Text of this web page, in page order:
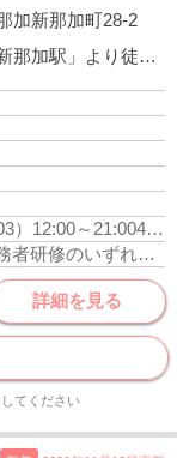
加新那加町28-2
名鉄各務原線「新那加駅」より徒歩1分
3）12:00～21:004）16:00～10:00
介護福祉士、初任者研修、実務者研修のいずれかの資格をお持ちの方
詳細を見る
てください